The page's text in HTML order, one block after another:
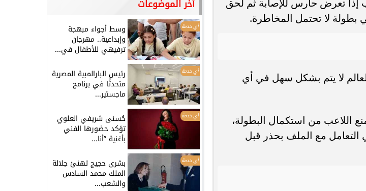
لا تحتمل المخاطرة.
لا يتم بشكل سهل في أي
اللاعب من استكمال البطولة،
مع الملف بحذر قبل
آخر الموضوعات
أي خدمة وسط أجواء مبهجة
وإبداعية.. مهرجان
ترفيهي للأطفال في...
أي خدمة رئيس البارالمبية المصرية
متحدثًا في برنامج
ماجستير...
أي خدمة حُسنى شريفي العلوي
تؤكد حضورها الفني
بأغنية ”أنا...
أي خدمة بشرى حجيج تهنئ جلالة
الملك محمد السادس
والشعب...